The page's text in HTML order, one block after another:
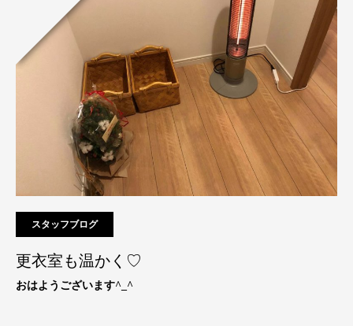
スタッフブログ
更衣室も温かく♡
おはようございます^_^